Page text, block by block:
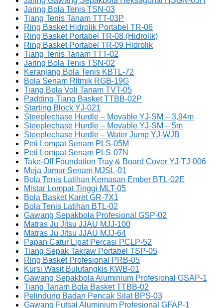
Jaring Bola Tenis TSN-03
Tiang Tenis Tanam TTT-03P
Ring Basket Hidrolik Portabel TR-06
Ring Basket Portabel TR-08 (Hidrolik)
Ring Basket Portabel TR-09 Hidrolik
Tiang Tenis Tanam TTT-02
Jaring Bola Tenis TSN-02
Keranjang Bola Tenis KBTL-72
Bola Senam Ritmik RGB-19G
Tiang Bola Voli Tanam TVT-05
Padding Tiang Basket TTBB-02P
Starting Block YJ-021
Steeplechase Hurdle – Movable YJ-SM – 3,94m
Steeplechase Hurdle – Movable YJ-SM – 5m
Steeplechase Hurdle – Water Jump YJ-WJB
Peti Lompat Senam PLS-05M
Peti Lompat Senam PLS-07N
Take-Off Foundation Tray & Board Cover YJ-TJ-006
Meja Jamur Senam MJSL-01
Bola Tenis Latihan Kemasan Ember BTL-02E
Mistar Lompat Tinggi MLT-05
Bola Basket Karet GR-7X1
Bola Tenis Latihan BTL-02
Gawang Sepakbola Profesional GSP-02
Matras Ju Jitsu JJAU MJJ-100
Matras Ju Jitsu JJAU MJJ-64
Papan Catur Lipat Percasi PCLP-52
Tiang Sepak Takraw Portabel TSP-05
Ring Basket Profesional PRB-05
Kursi Wasit Bulutangkis KWB-01
Gawang Sepakbola Aluminium Profesional GSAP-1
Tiang Tanam Bola Basket TTBB-02
Pelindung Badan Pencak Silat BPS-03
Gawang Futsal Aluminium Profesional GFAP-1